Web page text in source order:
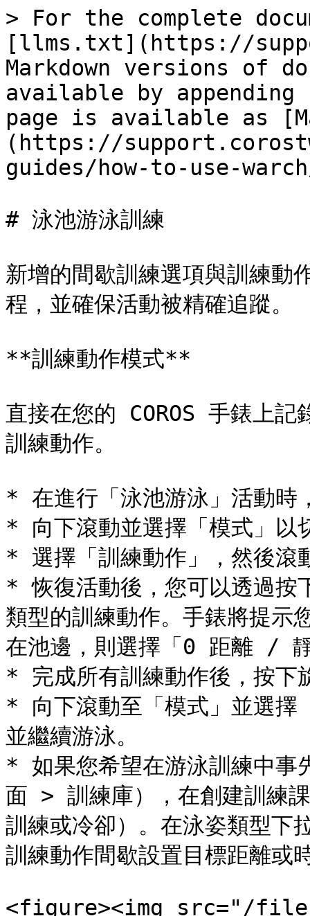
> For the complete
[llms.txt](https://
Markdown versions of
available by
page is available as
(https://
guides/how-to-use-
# 泳池游泳訓練
新增的間歇訓練選項與訓練動
程，並確保活動被精確追蹤。
**訓練動作模式**
直接在您的 COROS 手錶上記
訓練動作。
* 在進行「泳池游泳」活動時
* 向下滾動並選擇「模式」以
* 選擇「訓練動作」，然後滾
* 恢復活動後，您可以透過按
類型的訓練動作。手錶將提示
在池邊，則選擇「0 距離 /
* 完成所有訓練動作後，按下
* 向下滾動至「模式」並選擇
並繼續游泳。
* 如果您希望在游泳訓練中事
面 > 訓練庫），在創建訓練
訓練或冷卻）。在泳姿類型下
訓練動作間歇設置目標距離或
<figure><img src="/